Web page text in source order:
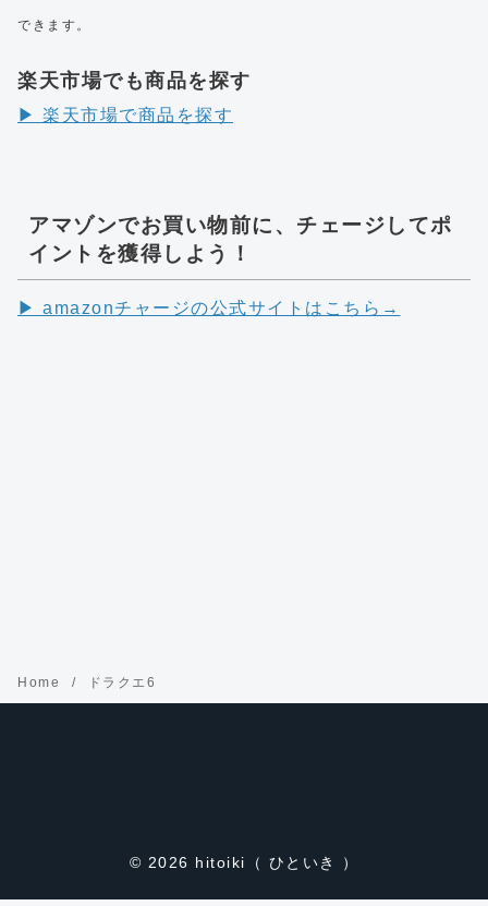
できます。
楽天市場でも商品を探す
▶︎ 楽天市場で商品を探す
アマゾンでお買い物前に、チェージしてポ
イントを獲得しよう！
▶︎ amazonチャージの公式サイトはこちら→
Home ドラクエ6
© 2026 hitoiki（ ひといき ）